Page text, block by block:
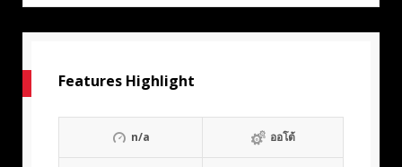
Features Highlight
n/a ออโต้